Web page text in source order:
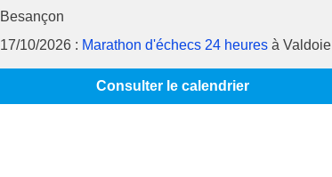
Besançon
17/10/2026 : Marathon d'échecs 24 heuresà Valdoie
Consulter le calendrier